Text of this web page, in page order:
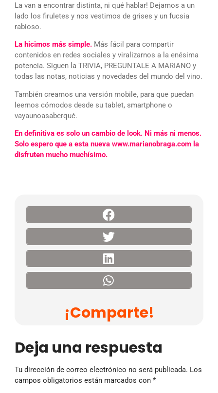
La van a encontrar distinta, ni qué hablar! Dejamos a un
lado los firuletes y nos vestimos de grises y un fucsia
rabioso.
La hicimos más simple. Más fácil para compartir
contenidos en redes sociales y viralizarnos a la enésima
potencia. Siguen la TRIVIA, PREGUNTALE A MARIANO y
todas las notas, noticias y novedades del mundo del vino.
También creamos una versión mobile, para que puedan
leernos cómodos desde su tablet, smartphone o
vayaunoasaberqué.
En definitiva es solo un cambio de look. Ni más ni menos.
Solo espero que a esta nueva www.marianobraga.com la
disfruten mucho muchísimo.
¡Comparte!
Deja una respuesta
Tu dirección de correo electrónico no será publicada. Los
campos obligatorios están marcados con *